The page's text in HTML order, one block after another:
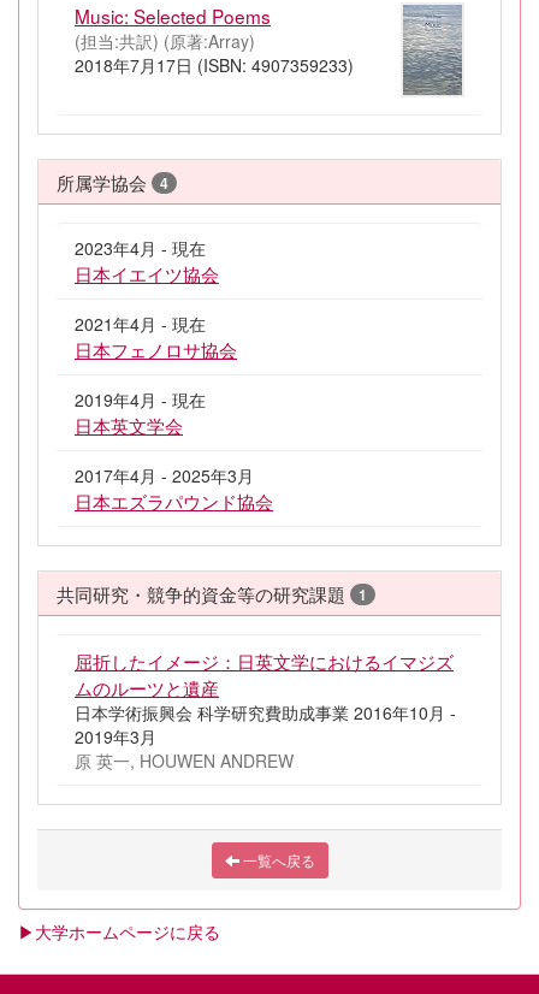
Music: Selected Poems
(担当:共訳) (原著:Array)
2018年7月17日 (ISBN: 4907359233)
所属学協会 4
2023年4月 - 現在
日本イエイツ協会
2021年4月 - 現在
日本フェノロサ協会
2019年4月 - 現在
日本英文学会
2017年4月 - 2025年3月
日本エズラパウンド協会
共同研究・競争的資金等の研究課題 1
屈折したイメージ：日英文学におけるイマジズ
ムのルーツと遺産
日本学術振興会 科学研究費助成事業 2016年10月 -
2019年3月
原 英一, HOUWEN ANDREW
一覧へ戻る
▶大学ホームページに戻る